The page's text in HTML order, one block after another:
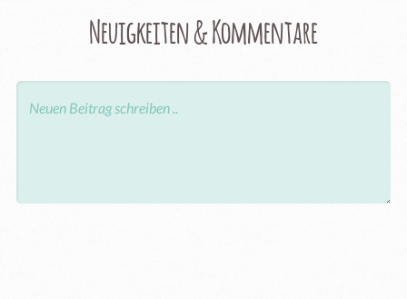
Neuigkeiten & Kommentare